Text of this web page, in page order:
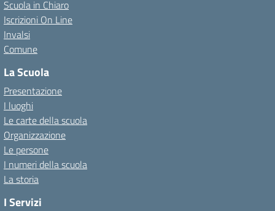
Scuola in Chiaro
Iscrizioni On Line
Invalsi
Comune
La Scuola
Presentazione
I luoghi
Le carte della scuola
Organizzazione
Le persone
I numeri della scuola
La storia
I Servizi